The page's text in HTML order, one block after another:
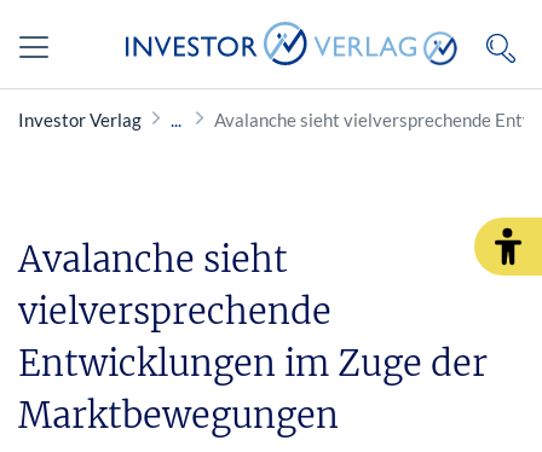
Investor Verlag Avalanche sieht vielversprechende
Avalanche sieht
vielversprechende
Entwicklungen im Zuge der
Marktbewegungen